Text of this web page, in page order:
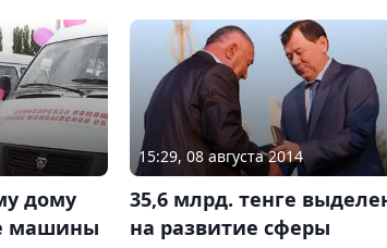
дому
машины
15:29, 08 августа 2014
35,6 млрд. тенге
на развитие сферы